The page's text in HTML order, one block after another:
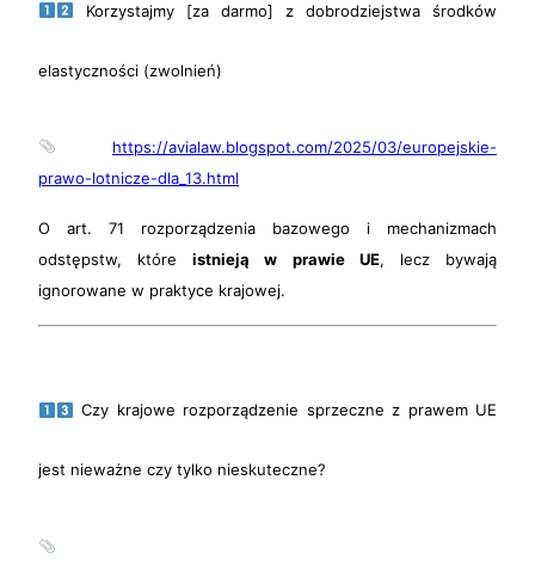
Korzystajmy [za darmo] z dobrodziejstwa środków
elastyczności (zwolnień)
https://avialaw.blogspot.com/2025/03/europejskie-
prawo-lotnicze-dla_13.html
O art. 71 rozporządzenia bazowego i mechanizmach
odstępstw, któreistnieją w prawie UE, lecz bywają
ignorowane w praktyce krajowej.
Czy krajowe rozporządzenie sprzeczne z prawem UE
jest nieważne czy tylko nieskuteczne?